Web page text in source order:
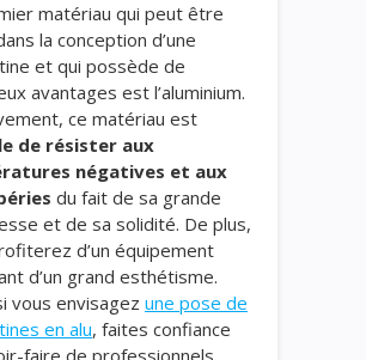
matériau qui peut être
la conception d’une
et qui possède de
avantages est l’aluminium.
ce matériau est
de résister aux
négatives et aux
du fait de sa grande
et de sa solidité. De plus,
d’un équipement
d’un grand esthétisme.
vous envisagez une pose de
en alu, faites confiance